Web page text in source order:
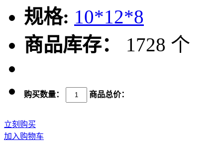
规格: 10*12*8
商品库存：
1728 个
购买数量： 商品总价：
立刻购买
加入购物车